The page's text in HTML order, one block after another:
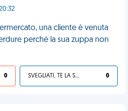
una cliente è venuta
perché la sua zuppa non
0 SVEGLIATI, TE LA SEI CERCATA! 0